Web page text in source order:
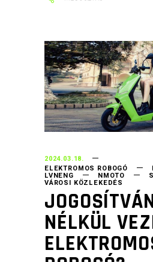
2024.03.18.
ELEKTROMOS ROBOGÓ
LVNENG NMOTO
VÁROSI KÖZLEKEDÉS
NÉLKÜL